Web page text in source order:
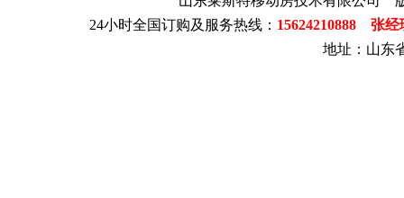
24小时全国订购及服务热线： 15624210888 张
地址：山东